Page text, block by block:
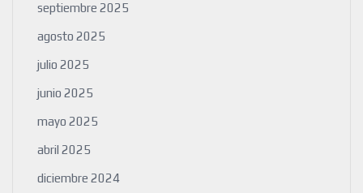
septiembre 2025
agosto 2025
julio 2025
junio 2025
mayo 2025
abril 2025
diciembre 2024